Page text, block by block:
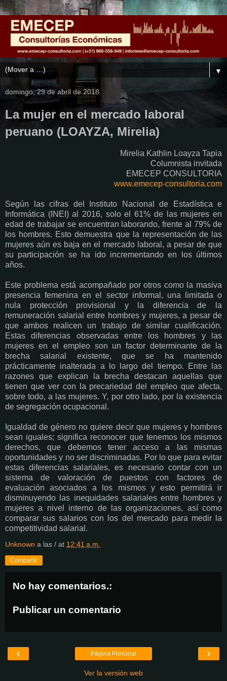
▼
domingo, 29 de abril de 2018
La mujer en el mercado laboral
peruano (LOAYZA, Mirelia)
Mirelia Kathlin Loayza Tapia
Columnista invitada
EMECEP CONSULTORIA
www.emecep-consultoria.com
Según las cifras del Instituto Nacional de Estadística e
Informática (INEI) al 2016, solo el 61% de las mujeres en
edad de trabajar se encuentran laborando, frente al 79% de
los hombres. Esto demuestra que la representación de las
mujeres aún es baja en el mercado laboral, a pesar de que
su participación se ha ido incrementando en los últimos
años.
Este problema está acompañado por otros como la masiva
presencia femenina en el sector informal, una limitada o
nula protección provisional y la diferencia de la
remuneración salarial entre hombres y mujeres, a pesar de
que ambos realicen un trabajo de similar cualificación.
Estas diferencias observadas entre los hombres y las
mujeres en el empleo son un factor determinante de la
brecha salarial existente, que se ha mantenido
prácticamente inalterada a lo largo del tiempo. Entre las
razones que explican la brecha destacan aquellas que
tienen que ver con la precariedad del empleo que afecta,
sobre todo, a las mujeres. Y, por otro lado, por la existencia
de segregación ocupacional.
Igualdad de género no quiere decir que mujeres y hombres
sean iguales; significa reconocer que tenemos los mismos
derechos, que debemos tener acceso a las mismas
oportunidades y no ser discriminadas. Por lo que para evitar
estas diferencias salariales, es necesario contar con un
sistema de valoración de puestos con factores de
evaluación asociados a los mismos y esto permitirá ir
disminuyendo las inequidades salariales entre hombres y
mujeres a nivel interno de las organizaciones, así como
comparar sus salarios con los del mercado para medir la
competitividad salarial.
Unknown a las / at 12:41 a.m.
Compartir
No hay comentarios.:
Publicar un comentario
‹ ›
Página Principal
Ver la versión web